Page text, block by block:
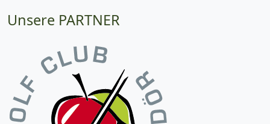
Unsere PARTNER